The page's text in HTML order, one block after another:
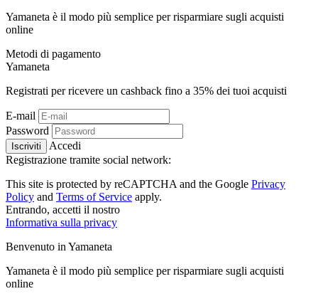
Yamaneta è il modo più semplice per risparmiare sugli acquisti
online
Metodi di pagamento
Yamaneta
Registrati per ricevere un cashback fino a 35% dei tuoi acquisti
E-mail
Password
Iscriviti
Accedi
Registrazione tramite social network:
This site is protected by reCAPTCHA and the Google Privacy
Policy and Terms of Service apply.
Entrando, accetti il ​​nostro
Informativa sulla privacy
Benvenuto in Yamaneta
Yamaneta è il modo più semplice per risparmiare sugli acquisti
online